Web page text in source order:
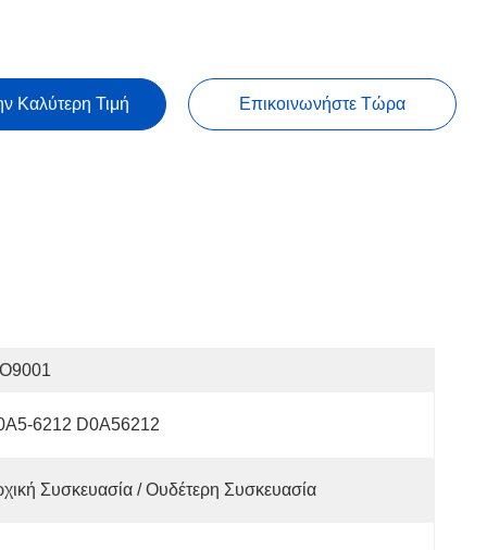
Καλύτερη Τιμή Επικοινωνήστε Τώρα
6212 D0A56212
Συσκευασία / Ουδέτερη Συσκευασία